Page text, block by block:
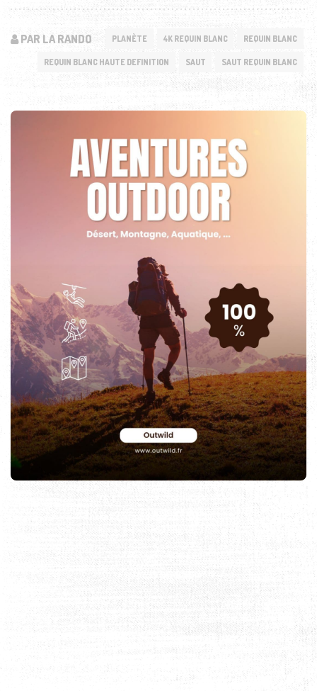
PAR LA RANDO PLANÈTE 4K REQUIN BLANC REQUIN BLANC
REQUIN BLANC HAUTE DEFINITION SAUT SAUT REQUIN BLANC